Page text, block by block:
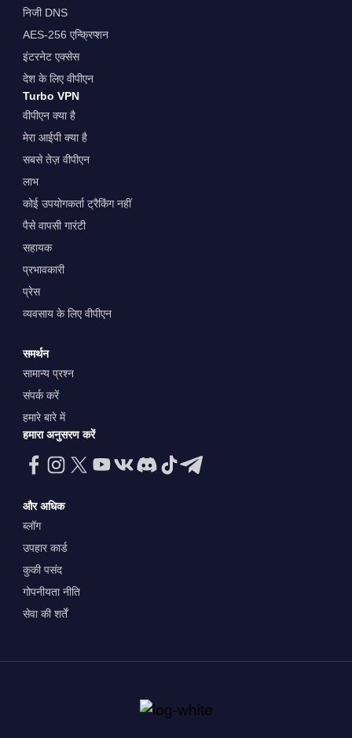
निजी DNS
AES-256 एन्क्रिप्शन
इंटरनेट एक्सेस
देश के लिए वीपीएन
Turbo VPN
वीपीएन क्या है
मेरा आईपी क्या है
सबसे तेज़ वीपीएन
लाभ
कोई उपयोगकर्ता ट्रैकिंग नहीं
पैसे वापसी गारंटी
सहायक
प्रभावकारी
प्रेस
व्यवसाय के लिए वीपीएन
समर्थन
सामान्य प्रश्न
संपर्क करें
हमारे बारे में
हमारा अनुसरण करें
और अधिक
ब्लॉग
उपहार कार्ड
कुकी पसंद
गोपनीयता नीति
सेवा की शर्तें